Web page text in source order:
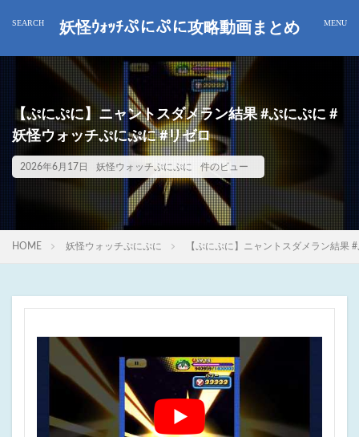
妖怪ｳｫｯﾁぷにぷに攻略動画まとめ
【ぷにぷに】ニャントスダメラン結果 #ぷにぷに #
妖怪ウォッチぷにぷに #リゼロ
2026年6月17日 妖怪ウォッチぷにぷに 件のビュー
HOME 妖怪ウォッチぷにぷに 【ぷにぷに】ニャントスダメラン結果